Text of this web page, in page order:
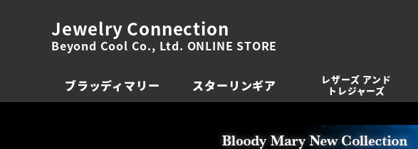
Jewelry Connection
Beyond Cool Co., Ltd. ONLINE STORE
ブラッディマリー スターリンギア
レザーズ アンド
トレジャーズ